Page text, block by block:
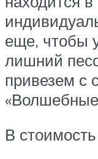
еще, чтобы
лишний
привезем с
«Волшебные
В